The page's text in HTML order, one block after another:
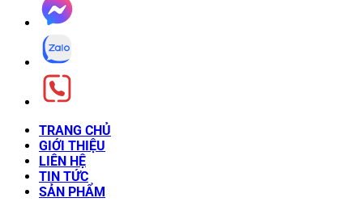
TRANG CHỦ
GIỚI THIỆU
LIÊN HỆ
TIN TỨC
SẢN PHẨM